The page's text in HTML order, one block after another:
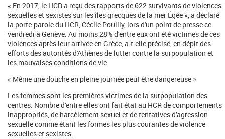
« En 2017, le HCR a reçu des rapports de 622 survivants de violences
sexuelles et sexistes sur les îles grecques de la mer Égée », a déclaré
la porte-parole du HCR, Cécile Pouilly, lors d'un point de presse ce
vendredi à Genève. Au moins 28% d'entre eux ont été victimes de ces
violences après leur arrivée en Grèce, a-t-elle précisé, en dépit des
efforts des autorités d'Athènes de lutter contre la surpopulation et
les mauvaises conditions de vie.
« Même une douche en pleine journée peut être dangereuse »
Les femmes sont les premières victimes de la surpopulation des
centres. Nombre d'entre elles ont fait état au HCR de comportements
inappropriés, de harcèlement sexuel et de tentatives d'agression
sexuelle comme étant les formes les plus courantes de violence
sexuelles et sexistes.